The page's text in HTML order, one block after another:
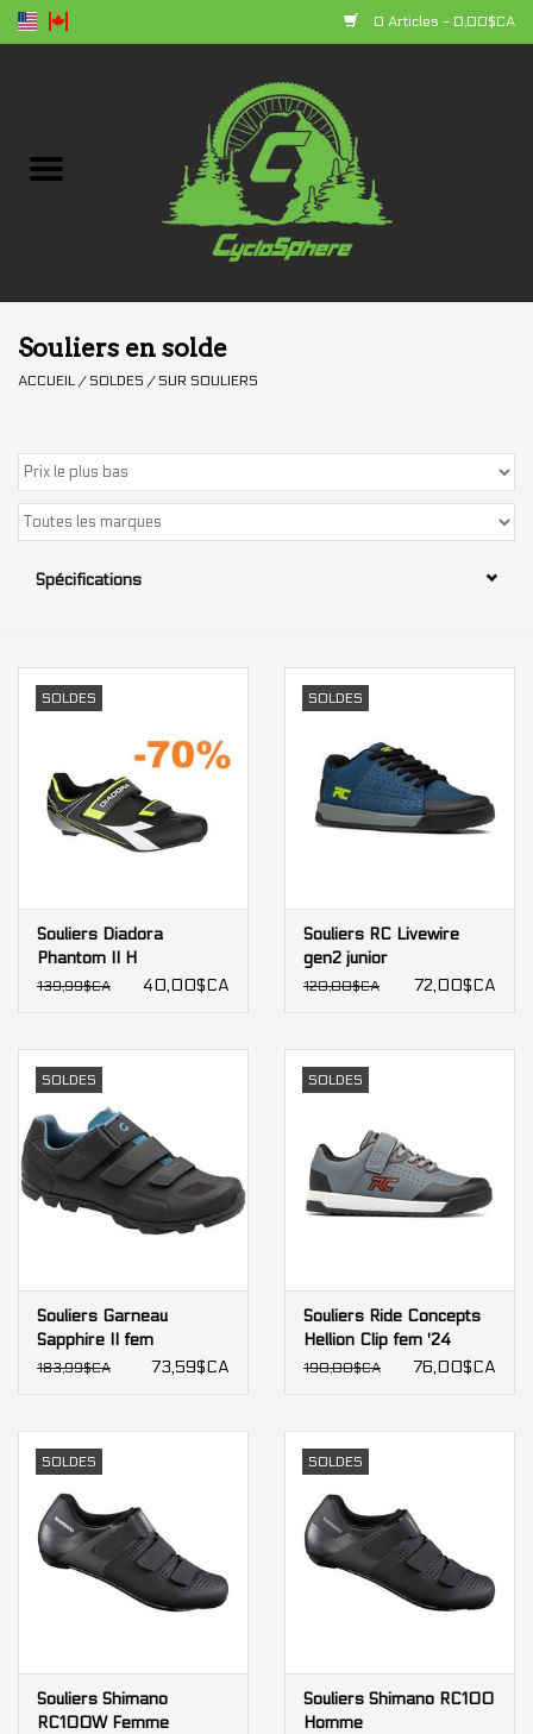
0 Articles - 0,00$CA
Vélos
Vêtements
Soldes
Nos services
Marques
Souliers en solde
ACCUEIL /SOLDES /SUR SOULIERS
Spécifications
SOLDES
Souliers Diadora
Phantom II H
139,99$CA 40,00$CA
SOLDES
Souliers RC Livewire
gen2 junior
120,00$CA 72,00$CA
SOLDES
Souliers Garneau
Sapphire II fem
183,99$CA 73,59$CA
SOLDES
Souliers Ride Concepts
Hellion Clip fem '24
190,00$CA 76,00$CA
SOLDES
Souliers Shimano
RC100W Femme
SOLDES
Souliers Shimano RC100
Homme